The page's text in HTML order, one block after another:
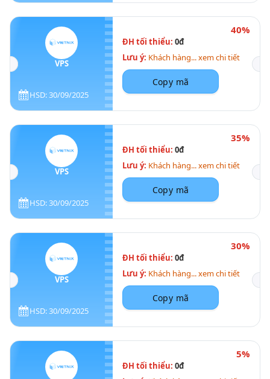
VPS
HSD: 30/09/2025
40%
ĐH tối thiểu: 0đ
Lưu ý: Khách hàng... xem chi tiết
Copy mã
VPS
HSD: 30/09/2025
35%
ĐH tối thiểu: 0đ
Lưu ý: Khách hàng... xem chi tiết
Copy mã
VPS
HSD: 30/09/2025
30%
ĐH tối thiểu: 0đ
Lưu ý: Khách hàng... xem chi tiết
Copy mã
5%
ĐH tối thiểu: 0đ